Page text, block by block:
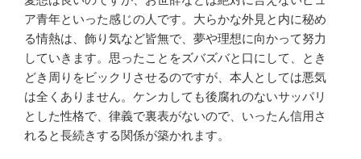
ア青年といった感じの人です。大らかな外見と内に秘め
る情熱は、飾り気など皆無で、夢や理想に向かって努力
していきます。思ったことをズバズバと口にして、とき
どき周りをビックリさせるのですが、本人としては悪気
は全くありません。ケンカしても後腐れのないサッパリ
とした性格で、律義で裏表がないので、いったん信用さ
れると長続きする関係が築かれます。